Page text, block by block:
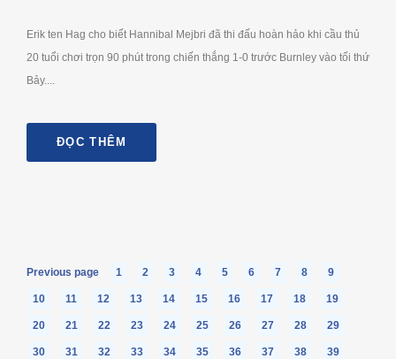
Erik ten Hag cho biết Hannibal Mejbri đã thi đấu hoàn hảo khi cầu thủ
20 tuổi chơi trọn 90 phút trong chiến thắng 1-0 trước Burnley vào tối thứ
Bảy....
ĐỌC THÊM
Previous page 1 2 3 4 5 6 7 8 9
10 11 12 13 14 15 16 17 18 19
20 21 22 23 24 25 26 27 28 29
30 31 32 33 34 35 36 37 38 39